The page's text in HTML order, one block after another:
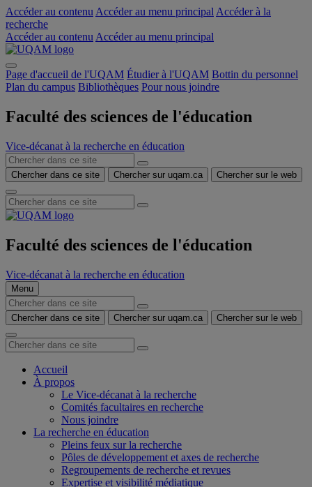
Accéder au contenu Accéder au menu principal Accéder à la
recherche
Accéder au contenu Accéder au menu principal
Page d'accueil de l'UQAM Étudier à l'UQAM Bottin du personnel
Plan du campus Bibliothèques Pour nous joindre
Faculté des sciences de l'éducation
Vice-décanat à la recherche en éducation
Chercher dans ce site Chercher sur uqam.ca Chercher sur le web
Faculté des sciences de l'éducation
Vice-décanat à la recherche en éducation
Menu
Chercher dans ce site Chercher sur uqam.ca Chercher sur le web
Accueil
À propos
Le Vice-décanat à la recherche
Comités facultaires en recherche
Nous joindre
La recherche en éducation
Pleins feux sur la recherche
Pôles de développement et axes de recherche
Regroupements de recherche et revues
Expertise et visibilité médiatique